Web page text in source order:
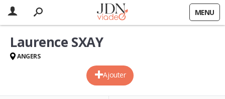
MENU
Ajouter
Laurence SXAY
ANGERS